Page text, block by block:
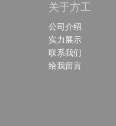
关于方工
公司介绍
实力展示
联系我们
给我留言